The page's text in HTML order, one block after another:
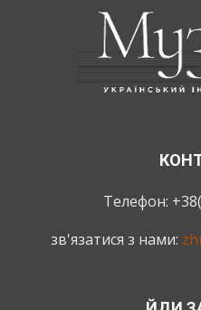
Телефон:
зв'язатися з нами: